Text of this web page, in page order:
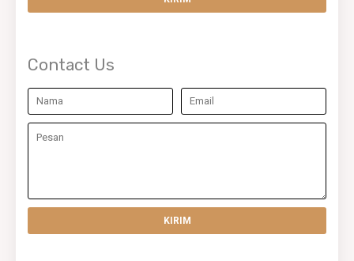
Contact Us